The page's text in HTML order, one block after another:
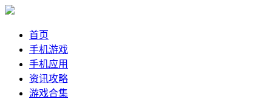
首页
手机游戏
手机应用
资讯攻略
游戏合集